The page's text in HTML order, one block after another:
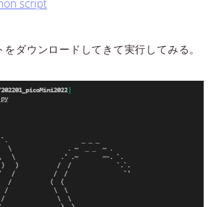
ダウンロードしてきて実行してみる。